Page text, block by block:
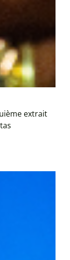
extrait